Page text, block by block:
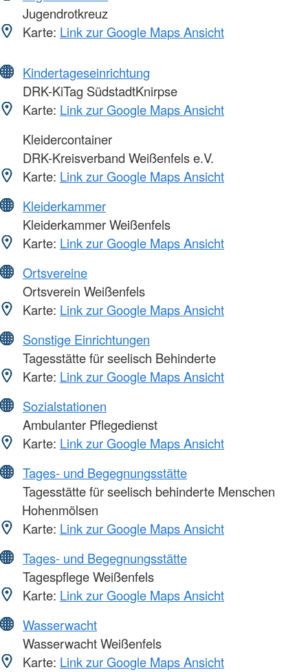
Jugendrotkreuz
Karte: Link zur Google Maps Ansicht
Kindertageseinrichtung
DRK-KiTag SüdstadtKnirpse
Karte: Link zur Google Maps Ansicht
Kleidercontainer
DRK-Kreisverband Weißenfels e.V.
Karte: Link zur Google Maps Ansicht
Kleiderkammer
Kleiderkammer Weißenfels
Karte: Link zur Google Maps Ansicht
Ortsvereine
Ortsverein Weißenfels
Karte: Link zur Google Maps Ansicht
Sonstige Einrichtungen
Tagesstätte für seelisch Behinderte
Karte: Link zur Google Maps Ansicht
Sozialstationen
Ambulanter Pflegedienst
Karte: Link zur Google Maps Ansicht
Tages- und Begegnungsstätte
Tagesstätte für seelisch behinderte Menschen
Hohenmölsen
Karte: Link zur Google Maps Ansicht
Tages- und Begegnungsstätte
Tagespflege Weißenfels
Karte: Link zur Google Maps Ansicht
Wasserwacht
Wasserwacht Weißenfels
Karte: Link zur Google Maps Ansicht